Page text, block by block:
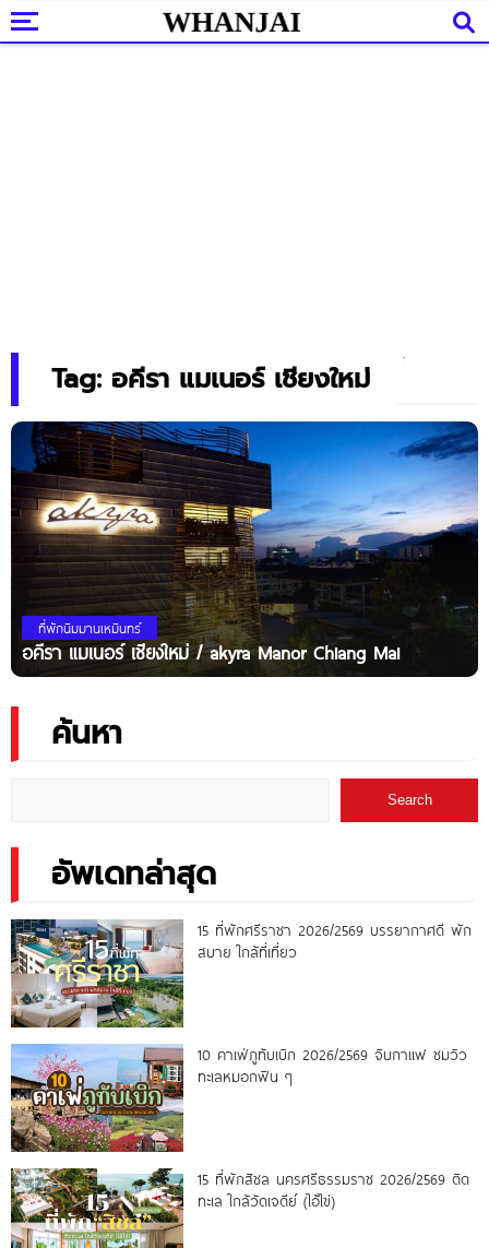
Tag: อคีรา แมเนอร์ เชียงใหม่
ที่พักนิมมานเหมินทร์
อคีรา แมเนอร์ เชียงใหม่ / akyra Manor Chiang Mai
ค้นหา
Search
อัพเดทล่าสุด
15 ที่พักศรีราชา 2026/2569 บรรยากาศดี พัก
สบาย ใกล้ที่เที่ยว
10 คาเฟ่ภูทับเบิก 2026/2569 จิบกาแฟ ชมวิว
ทะเลหมอกฟิน ๆ
15 ที่พักสิชล นครศรีธรรมราช 2026/2569 ติด
ทะเล ใกล้วัดเจดีย์ (ไอ้ไข่)